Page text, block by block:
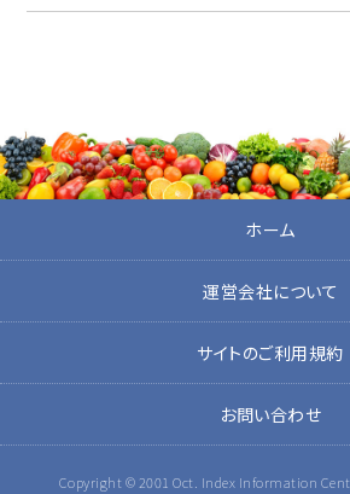
ホーム
運営会社について
サイトのご利用規約
お問い合わせ
Copyright © 2001 Oct. Index Information